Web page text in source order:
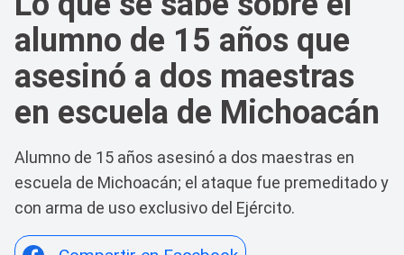
alumno de 15 años que
asesinó a dos maestras
en escuela de Michoacán
Alumno de 15 años asesinó a dos maestras en
escuela de Michoacán; el ataque fue premeditado y
con arma de uso exclusivo del Ejército.